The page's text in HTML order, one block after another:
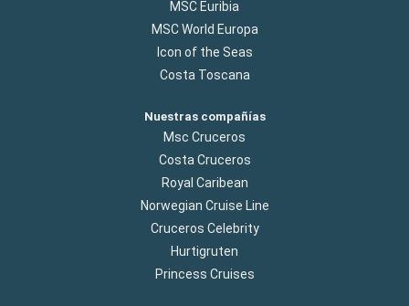
MSC Euribia
MSC World Europa
Icon of the Seas
Costa Toscana
Nuestras compañías
Msc Cruceros
Costa Cruceros
Royal Caribean
Norwegian Cruise Line
Cruceros Celebrity
Hurtigruten
Princess Cruises